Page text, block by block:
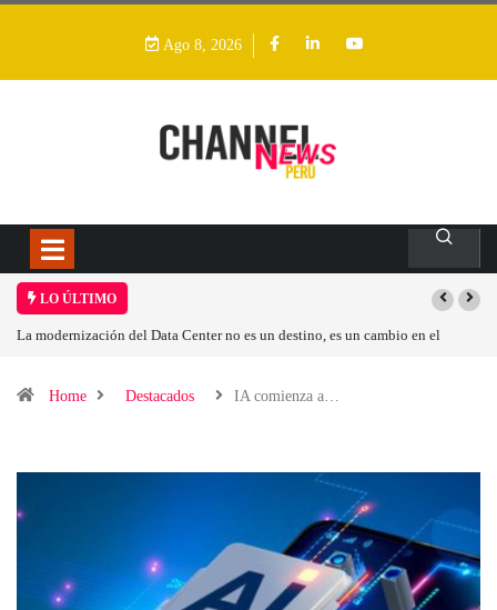
Ago 8, 2026
LO ÚLTIMO
cambio en el Los ingresos por semiconductores aumentarán más de un
Home Destacados IA comienza a…